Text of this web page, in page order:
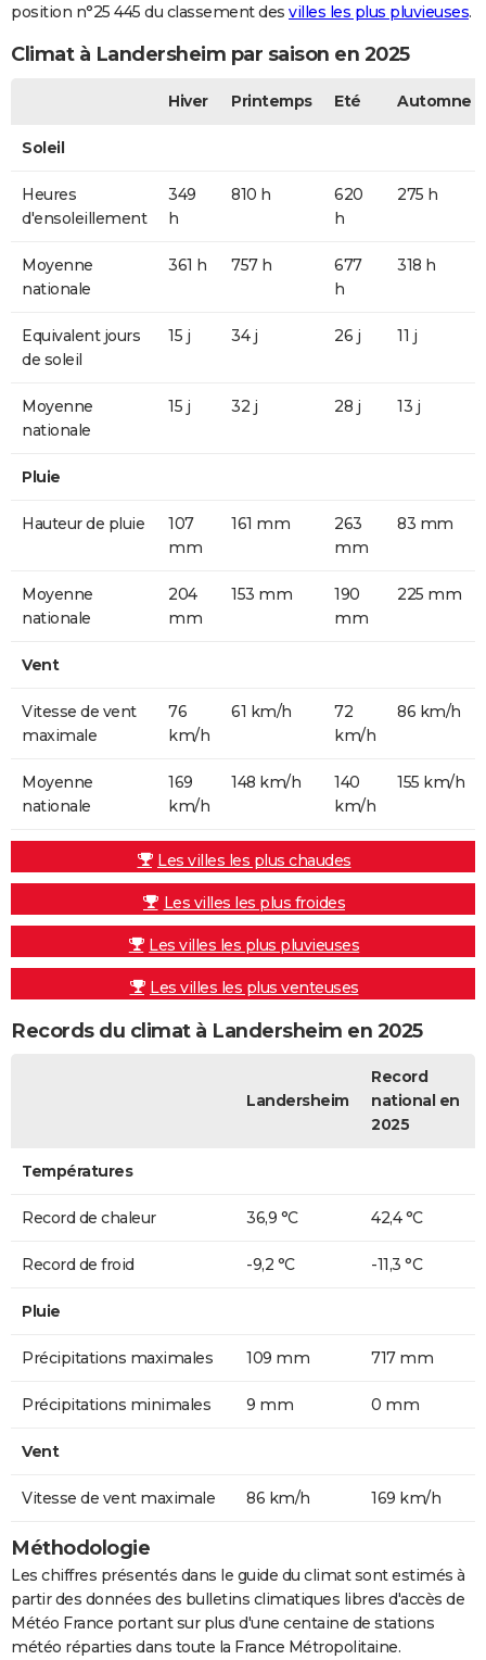
position n°25 445 du classement des villes les plus pluvieuses.
Climat à Landersheim par saison en 2025
Hiver Printemps Eté Automne
Soleil
Heures
d'ensoleillement
349
h
810 h
620
h
275 h
Moyenne
nationale
361 h 757 h
677
h
318 h
Equivalent jours
de soleil
15 j 34 j 26 j 11 j
Moyenne
nationale
15 j 32 j 28 j 13 j
Pluie
Hauteur de pluie
107
mm
161 mm
263
mm
83 mm
Moyenne
nationale
204
mm
153 mm
190
mm
225 mm
Vent
Vitesse de vent
maximale
76
km/h
61 km/h
72
km/h
86 km/h
Moyenne
nationale
169
km/h
148 km/h
140
km/h
155 km/h
Les villes les plus chaudes
Les villes les plus froides
Les villes les plus pluvieuses
Les villes les plus venteuses
Records du climat à Landersheim en 2025
Landersheim
Record
national en
2025
Températures
Record de chaleur 36,9 °C 42,4 °C
Record de froid -9,2 °C -11,3 °C
Pluie
Précipitations maximales 109 mm 717 mm
Précipitations minimales 9 mm 0 mm
Vent
Vitesse de vent maximale 86 km/h 169 km/h
Méthodologie
Les chiffres présentés dans le guide du climat sont estimés à
partir des données des bulletins climatiques libres d'accès de
Météo France portant sur plus d'une centaine de stations
météo réparties dans toute la France Métropolitaine.